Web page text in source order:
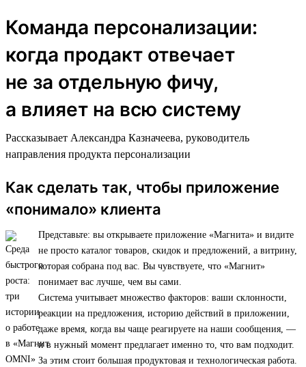
Команда персонализации:
когда продакт отвечает
не за отдельную фичу,
а влияет на всю систему
Рассказывает Александра Казначеева, руководитель
направления продукта персонализации
Как сделать так, чтобы приложение
«понимало» клиента
Представьте: вы открываете приложение «Магнита» и видите
не просто каталог товаров, скидок и предложений, а витрину,
которая собрана под вас. Вы чувствуете, что «Магнит»
понимает вас лучше, чем вы сами.
Система учитывает множество факторов: ваши склонности,
реакции на предложения, историю действий в приложении,
даже время, когда вы чаще реагируете на наши сообщения, —
и в нужный момент предлагает именно то, что вам подходит.
За этим стоит большая продуктовая и технологическая работа.